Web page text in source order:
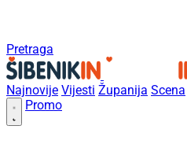
Pretraga
Najnovije Vijesti Županija Scena
Promo